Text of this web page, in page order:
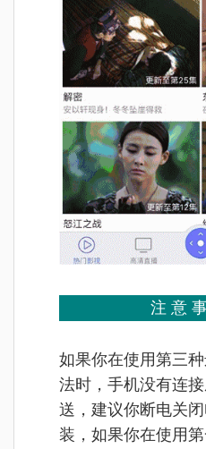
注 意
如果你在使用第三
法时，手机没有连
送，建议你断电关
装，如果你在使用